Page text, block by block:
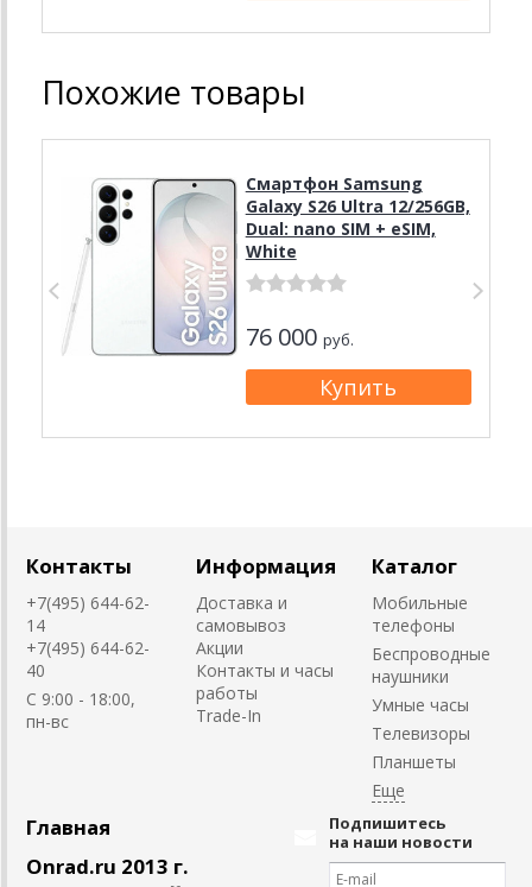
Похожие товары
Смартфон Samsung
Galaxy S26 Ultra 12/256GB,
Dual: nano SIM + eSIM,
White
76 000 руб.
Контакты
+7(495) 644-62-
14
+7(495) 644-62-
40
C 9:00 - 18:00,
пн-вс
Информация
Доставка и
самовывоз
Акции
Контакты и часы
работы
Trade-In
Каталог
Мобильные
телефоны
Беспроводные
наушники
Умные часы
Телевизоры
Планшеты
Главная
Onrad.ru 2013 г.
Подпишитесь
на наши новости